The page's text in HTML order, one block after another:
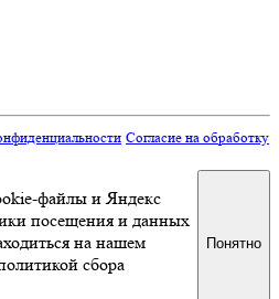
Согласие на обработку
файлы и Яндекс
посещения и данных
на нашем
сбора
Понятно